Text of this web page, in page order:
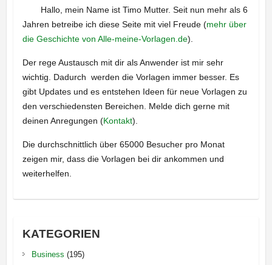
Hallo, mein Name ist Timo Mutter. Seit nun mehr als 6
Jahren betreibe ich diese Seite mit viel Freude (mehr über
die Geschichte von Alle-meine-Vorlagen.de).
Der rege Austausch mit dir als Anwender ist mir sehr
wichtig. Dadurch werden die Vorlagen immer besser. Es
gibt Updates und es entstehen Ideen für neue Vorlagen zu
den verschiedensten Bereichen. Melde dich gerne mit
deinen Anregungen (Kontakt).
Die durchschnittlich über 65000 Besucher pro Monat
zeigen mir, dass die Vorlagen bei dir ankommen und
weiterhelfen.
KATEGORIEN
Business (195)